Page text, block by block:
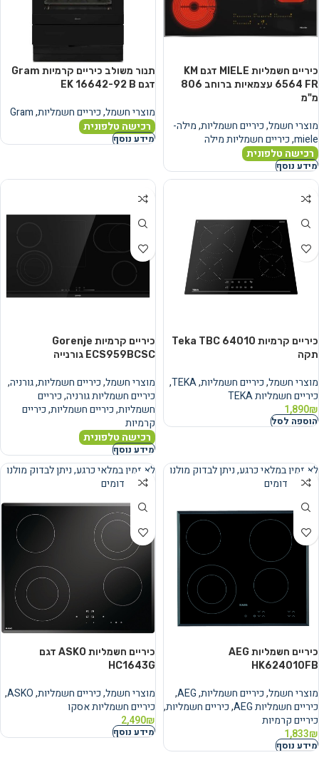
כיריים חשמליות MIELE דגם KM
6564 FR עצמאיות ברוחב 806
מ"מ
מוצרי חשמל,כיריים חשמליות,מילה-
miele
,כיריים חשמליות מילה
רכישה טלפונית
מידע נוסף
תנור משולב כיריים קרמיות Gram
דגם EK 16642-92 B
מוצרי חשמל,כיריים חשמליות,
Gram
רכישה טלפונית
מידע נוסף
כיריים קרמיות Teka TBC 64010
תקה
מוצרי חשמל,כיריים חשמליות,
TEKA
,
כיריים חשמליות TEKA
1,890₪
הוספה לסל
כיריים קרמיות Gorenje
ECS959BCSC גורנייה
מוצרי חשמל,כיריים חשמליות,גורניה,
כיריים חשמליות גורניה,כיריים
חשמליות,כיריים חשמליות,כיריים
קרמיות
רכישה טלפונית
מידע נוסף
נמכר
לא זמין במלאי כרגע, ניתן לבדוק מולנו
מוצרים דומים
כיריים חשמליות AEG
HK624010FB
מוצרי חשמל,כיריים חשמליות,
AEG
,
כיריים חשמליות AEG
,כיריים חשמליות,
כיריים קרמיות
1,833₪
מידע נוסף
נמכר
לא זמין במלאי כרגע, ניתן לבדוק מולנו
מוצרים דומים
כיריים חשמליות ASKO דגם
HC1643G
מוצרי חשמל,כיריים חשמליות,
ASKO
,
כיריים חשמליות אסקו
2,490₪
מידע נוסף